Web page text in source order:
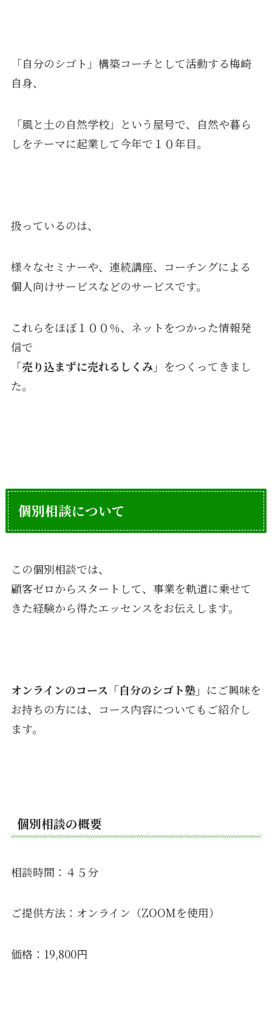
「自分のシゴト」構築コーチとして活動する梅崎
自身、
「風と土の自然学校」という屋号で、自然や暮ら
しをテーマに起業して今年で１０年目。
扱っているのは、
様々なセミナーや、連続講座、コーチングによる
個人向けサービスなどのサービスです。
これらをほぼ１００％、ネットをつかった情報発
信で
「売り込まずに売れるしくみ」 をつくってきまし
た。
個別相談について
この個別相談では、
顧客ゼロからスタートして、事業を軌道に乗せて
きた経験から得たエッセンスをお伝えします。
オンラインのコース「自分のシゴト塾」 にご興味を
お持ちの方には、コース内容についてもご紹介し
ます。
個別相談の概要
相談時間：４５分
ご提供方法：オンライン（ZOOMを使用）
価格：19,800円